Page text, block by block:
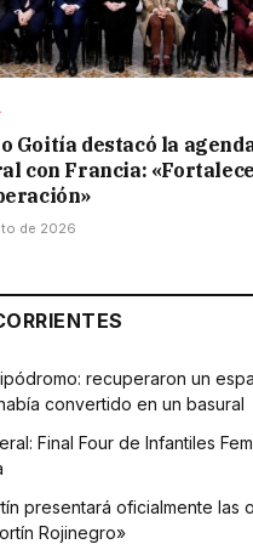
Goitía destacó la
con Francia:
de 2026
recuperaron un
convertido en un basural
Final Four de Infantiles
presentará oficialmente las
Rojinegro»